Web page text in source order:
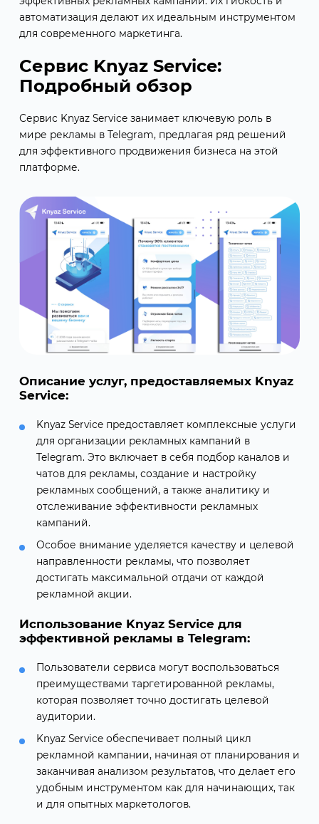
автоматизация делают их идеальным инструментом
для современного маркетинга.
Сервис Knyaz Service:
Подробный обзор
Сервис Knyaz Service занимает ключевую роль в
мире рекламы в Telegram, предлагая ряд решений
для эффективного продвижения бизнеса на этой
платформе.
Описание услуг, предоставляемых Knyaz
Service:
Knyaz Service предоставляет комплексные услуги
для организации рекламных кампаний в
Telegram. Это включает в себя подбор каналов и
чатов для рекламы, создание и настройку
рекламных сообщений, а также аналитику и
отслеживание эффективности рекламных
кампаний.
Особое внимание уделяется качеству и целевой
направленности рекламы, что позволяет
достигать максимальной отдачи от каждой
рекламной акции.
Использование Knyaz Service для
эффективной рекламы в Telegram:
Пользователи сервиса могут воспользоваться
преимуществами таргетированной рекламы,
которая позволяет точно достигать целевой
аудитории.
Knyaz Service обеспечивает полный цикл
рекламной кампании, начиная от планирования и
заканчивая анализом результатов, что делает его
удобным инструментом как для начинающих, так
и для опытных маркетологов.